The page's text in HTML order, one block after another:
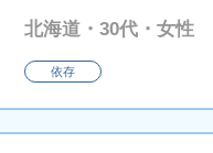
北海道・30代・女性
依存